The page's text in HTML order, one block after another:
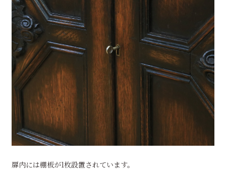
扉内には棚板が1枚設置されています。